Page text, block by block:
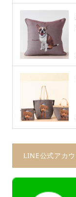
LINE公式アカ